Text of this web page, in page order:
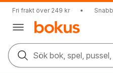
Fri frakt över 249 kr •
Sök bok, spel,